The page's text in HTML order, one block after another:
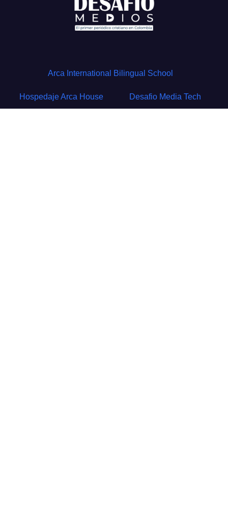
Arca International Bilingual School
Hospedaje Arca House Desafio Media Tech